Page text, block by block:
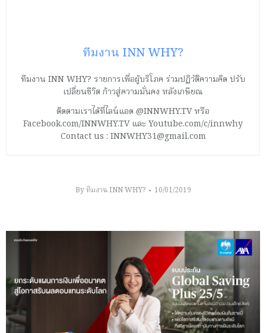
ทีมงาน INN WHY?
ทีมงาน INN WHY? รายการเพื่อผู้บริโภค ร่วมปฏิวัติความคิด ปรับ
เปลี่ยนชีวิต ก้าวสู่ความมั่นคง หลังเกษียณ
ติดตามเราได้ที่ไลน์แอด @INNWHY.TV หรือ
Facebook.com/INNWHY.TV และ Youtube.com/c/innwhy
Contact us : INNWHY31@gmail.com
Byทีมงาน INN WHY? 10/01/2019